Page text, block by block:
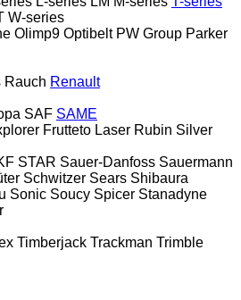
W-series
Olimp9 Optibelt PW Group Parker
Rauch Renault
SAF SAME
Frutteto Laser Rubin Silver
STAR Sauer-Danfoss Sauermann
Schwitzer Sears Shibaura
Sonic Soucy Spicer Stanadyne
Timberjack Trackman Trimble